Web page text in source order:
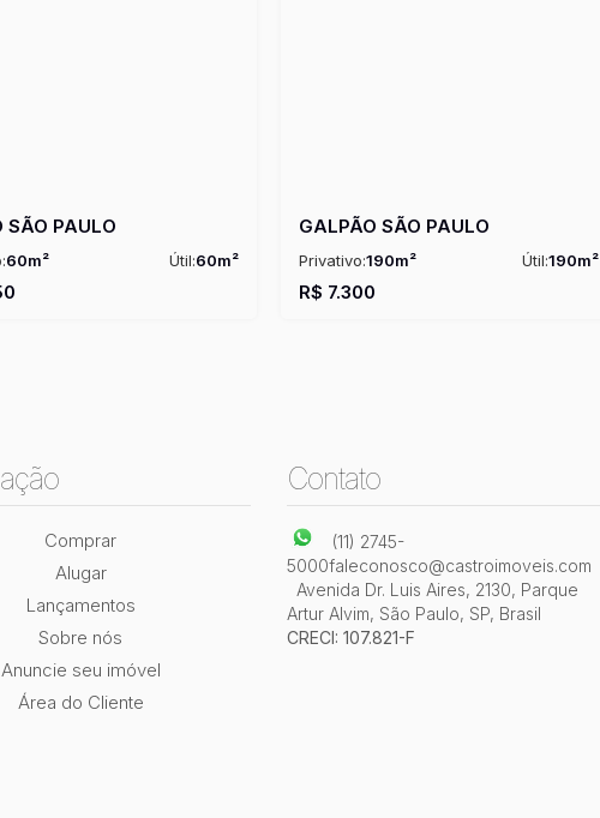
SÃO PAULO
60m² Útil:60m²
GALPÃO SÃO PAULO
R$ 7.300
Privativo:190m² Útil:190m²
Comprar
Alugar
Lançamentos
Sobre nós
Anuncie seu imóvel
Área do Cliente
Contato
(11) 2745-
5000faleconosco@castroimoveis.com
Avenida Dr. Luis Aires, 2130, Parque
Artur Alvim, São Paulo, SP, Brasil
CRECI: 107.821-F